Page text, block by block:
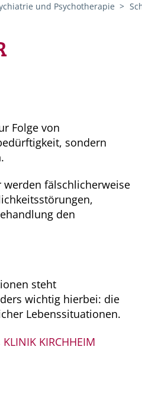
und Psychotherapie
Folge von
sondern
fälschlicherweise
den
steht
wichtig hierbei: die
Lebenssituationen.
KIRCHHEIM